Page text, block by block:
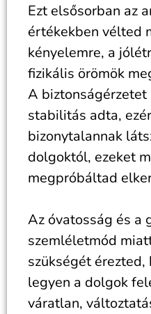
Ezt elsősorban az
értékekben vélted
kényelemre, a
fizikális örömök
A biztonságérzetet
stabilitás adta,
bizonytalannak
dolgoktól, ezeket
megpróbáltad
Az óvatosság és a
szemléletmód
szükségét
legyen a dolgok
váratlan,